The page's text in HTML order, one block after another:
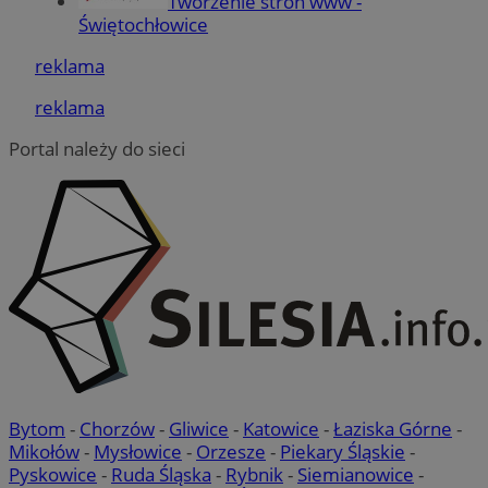
Świętochłowice
reklama
reklama
Portal należy do sieci
Bytom - Chorzów- Gliwice - Katowice -Łaziska Górne -
Mikołów- Mysłowice - Orzesze - Piekary Śląskie -
Pyskowice - Ruda Śląska - Rybnik - Siemianowice -
Niezbędne pliki cookie umożliwiają korzystanie z
podstawowych funkcji strony internetowej, takich jak
niezbędnych plików cookie nie można prawidłowo
QeSessID
MvSessID
SessID swiony.pl 1 rok